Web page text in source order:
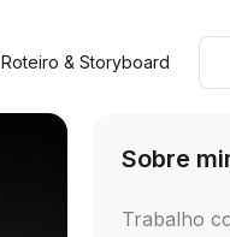
Roteiro & Storyboard
Sobre
Trabalho